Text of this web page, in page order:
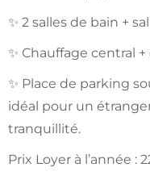
✨ 2 salles de bain +
✨ Chauffage central
✨ Place de parking
idéal pour un
tranquillité.
Prix Loyer à l’année :